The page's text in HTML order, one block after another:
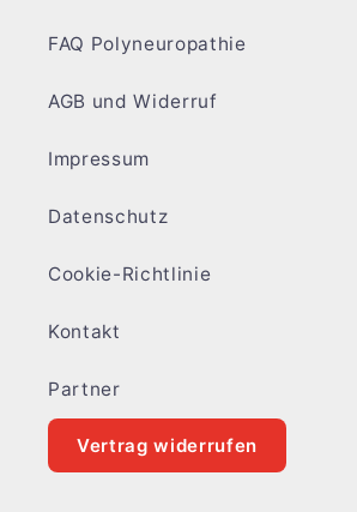
FAQ Polyneuropathie
AGB und Widerruf
Impressum
Datenschutz
Cookie-Richtlinie
Kontakt
Partner
Vertrag widerrufen